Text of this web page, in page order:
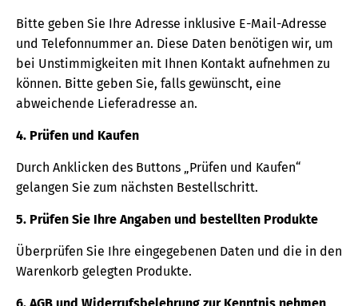
Bitte geben Sie Ihre Adresse inklusive E-Mail-Adresse
und Telefonnummer an. Diese Daten benötigen wir, um
bei Unstimmigkeiten mit Ihnen Kontakt aufnehmen zu
können. Bitte geben Sie, falls gewünscht, eine
abweichende Lieferadresse an.
4. Prüfen und Kaufen
Durch Anklicken des Buttons „Prüfen und Kaufen“
gelangen Sie zum nächsten Bestellschritt.
5. Prüfen Sie Ihre Angaben und bestellten Produkte
Überprüfen Sie Ihre eingegebenen Daten und die in den
Warenkorb gelegten Produkte.